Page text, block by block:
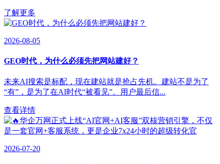
了解更多
2026-08-05
GEO时代，为什么必须先把网站建好？
未来AI搜索是标配，现在建站就是抢占先机。建站不是为了
“有”，是为了在AI时代“被看见”。用户最后信...
查看详情
2026-07-20